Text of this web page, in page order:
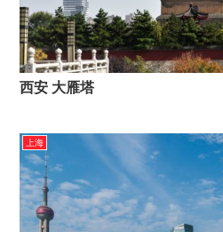
西安 大雁塔
上海